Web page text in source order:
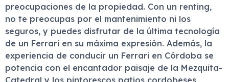
preocupaciones de la propiedad. Con un renting,
no te preocupas por el mantenimiento ni los
seguros, y puedes disfrutar de la última tecnología
de un Ferrari en su máxima expresión. Además, la
experiencia de conducir un Ferrari en Córdoba se
potencia con el encantador paisaje de la Mezquita-
Catedral y los pintorescos patios cordobeses,